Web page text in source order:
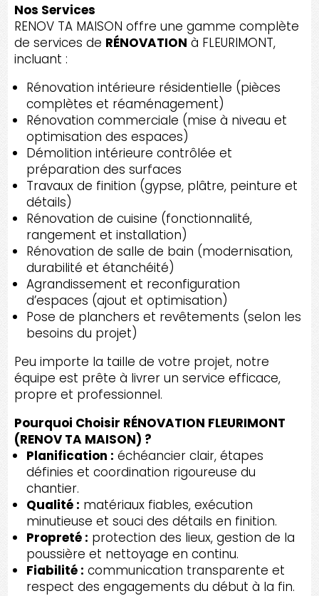
Nos Services
RENOV TA MAISON offre une gamme complète
de services de RÉNOVATION à FLEURIMONT,
incluant :
Rénovation intérieure résidentielle (pièces
complètes et réaménagement)
Rénovation commerciale (mise à niveau et
optimisation des espaces)
Démolition intérieure contrôlée et
préparation des surfaces
Travaux de finition (gypse, plâtre, peinture et
détails)
Rénovation de cuisine (fonctionnalité,
rangement et installation)
Rénovation de salle de bain (modernisation,
durabilité et étanchéité)
Agrandissement et reconfiguration
d’espaces (ajout et optimisation)
Pose de planchers et revêtements (selon les
besoins du projet)
Peu importe la taille de votre projet, notre
équipe est prête à livrer un service efficace,
propre et professionnel.
Pourquoi Choisir RÉNOVATION FLEURIMONT
(RENOV TA MAISON) ?
Planification : échéancier clair, étapes
définies et coordination rigoureuse du
chantier.
Qualité : matériaux fiables, exécution
minutieuse et souci des détails en finition.
Propreté : protection des lieux, gestion de la
poussière et nettoyage en continu.
Fiabilité : communication transparente et
respect des engagements du début à la fin.